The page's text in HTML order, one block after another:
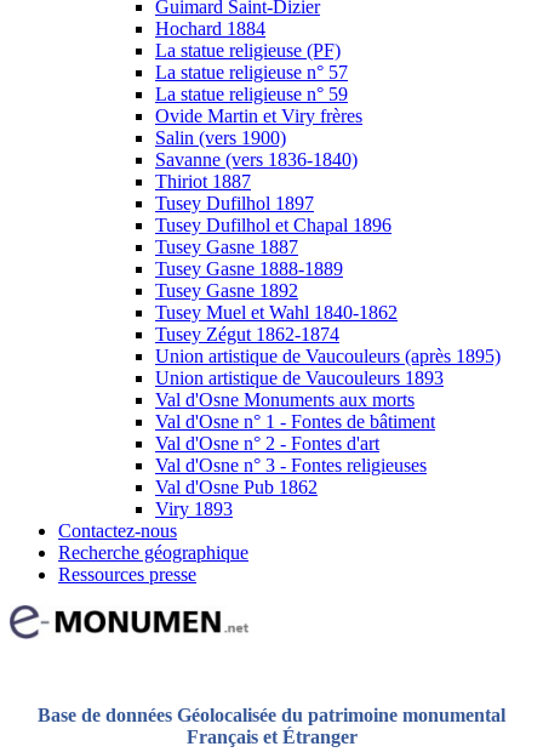
Guimard Saint-Dizier
Hochard 1884
La statue religieuse (PF)
La statue religieuse n° 57
La statue religieuse n° 59
Ovide Martin et Viry frères
Salin (vers 1900)
Savanne (vers 1836-1840)
Thiriot 1887
Tusey Dufilhol 1897
Tusey Dufilhol et Chapal 1896
Tusey Gasne 1887
Tusey Gasne 1888-1889
Tusey Gasne 1892
Tusey Muel et Wahl 1840-1862
Tusey Zégut 1862-1874
Union artistique de Vaucouleurs (après 1895)
Union artistique de Vaucouleurs 1893
Val d'Osne Monuments aux morts
Val d'Osne n° 1 - Fontes de bâtiment
Val d'Osne n° 2 - Fontes d'art
Val d'Osne n° 3 - Fontes religieuses
Val d'Osne Pub 1862
Viry 1893
Contactez-nous
Recherche géographique
Ressources presse
Base de données Géolocalisée du patrimoine monumental
Français et Étranger